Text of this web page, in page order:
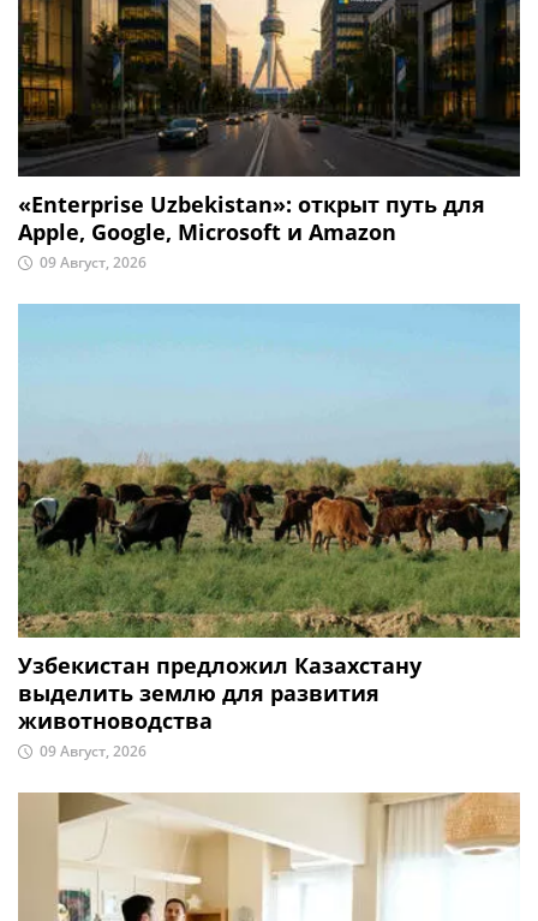
«Enterprise Uzbekistan»: открыт путь для
Apple, Google, Microsoft и Amazon
09 Август, 2026
Узбекистан предложил Казахстану
выделить землю для развития
животноводства
09 Август, 2026